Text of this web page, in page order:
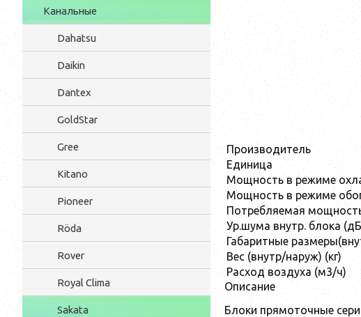
Канальные
Dahatsu
Daikin
Dantex
GoldStar
Gree
Kitano
Pioneer
Röda
Rover
Royal Clima
Sakata
Производитель
Единица
Мощность в режиме
Мощность в режиме
Потребляемая
Ур.шума внутр. блока
Габаритные
Вес (внутр/наруж) (кг)
Расход воздуха (м3/ч)
Описание
Блоки прямоточные